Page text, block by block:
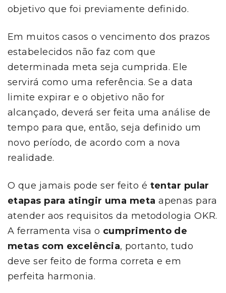
objetivo que foi previamente definido.
Em muitos casos o vencimento dos prazos
estabelecidos não faz com que
determinada meta seja cumprida. Ele
servirá como uma referência. Se a data
limite expirar e o objetivo não for
alcançado, deverá ser feita uma análise de
tempo para que, então, seja definido um
novo período, de acordo com a nova
realidade.
O que jamais pode ser feito é tentar pular
etapas para atingir uma meta apenas para
atender aos requisitos da metodologia OKR.
A ferramenta visa o cumprimento de
metas com excelência, portanto, tudo
deve ser feito de forma correta e em
perfeita harmonia.